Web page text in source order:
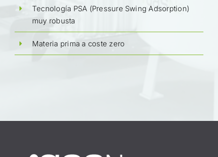
Tecnología PSA (Pressure Swing Adsorption)
muy robusta
Materia prima a coste zero